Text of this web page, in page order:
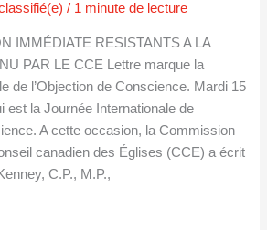
/ 1 minute de lecture
IMMÉDIATE RESISTANTS A LA
PAR LE CCE Lettre marque la
de l’Objection de Conscience. Mardi 15
est la Journée Internationale de
A cette occasion, la Commission
canadien des Églises (CCE) a écrit
C.P., M.P.,